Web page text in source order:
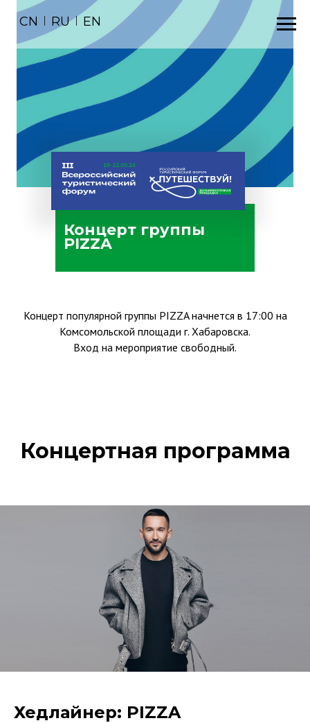
CN | RU | EN
Концерт группы
PIZZA
Концерт популярной группы PIZZA начнется в 17:00 на
Комсомольской площади г. Хабаровска.
Вход на мероприятие свободный.
Концертная программа
Хедлайнер: PIZZA